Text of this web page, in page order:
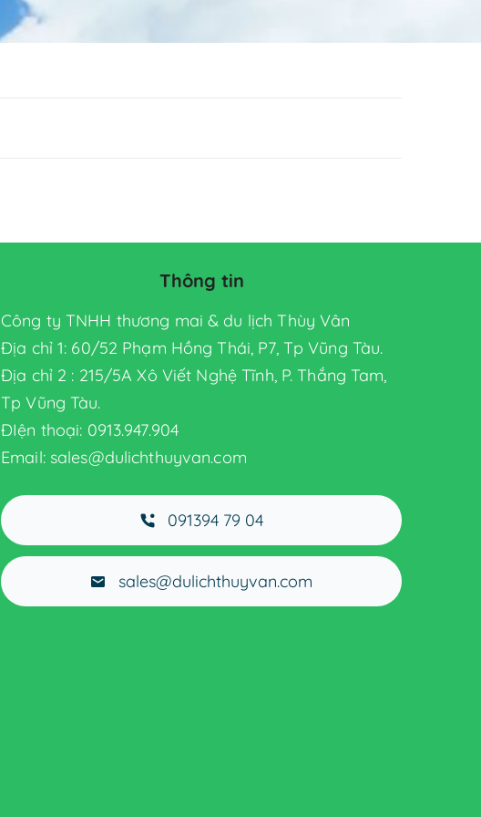
Thông tin
Công ty TNHH thương mai & du lịch Thùy Vân
Địa chỉ 1: 60/52 Phạm Hồng Thái, P7, Tp Vũng Tàu.
Địa chỉ 2 : 215/5A Xô Viết Nghệ Tĩnh, P. Thắng Tam,
Tp Vũng Tàu.
ĐIện thoại: 0913.947.904
Email: sales@dulichthuyvan.com
091394 79 04
sales@dulichthuyvan.com